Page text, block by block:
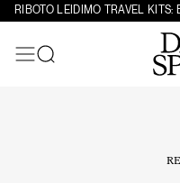
Eiti prie turinio
RIBOTO LEIDIMO TRAVEL KITS: